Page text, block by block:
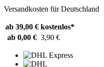
Versandkosten für Deutschland
ab 39,00 € kostenlos*
ab 0,00 € 3,90 €